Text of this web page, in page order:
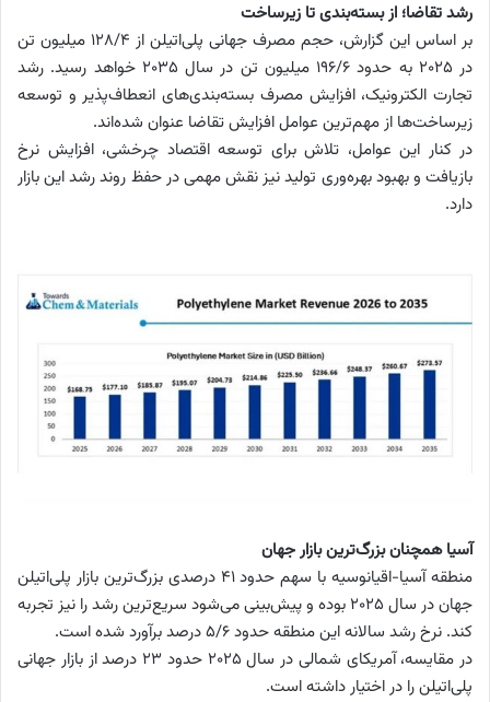
رشد تقاضا؛ از بسته‌بندی تا زیرساخت
بر اساس این گزارش، حجم مصرف جهانی پلی‌اتیلن از ۱۲۸/۴ میلیون تن
در ۲۰۲۵ به حدود ۱۹۶/۶ میلیون تن در سال ۲۰۳۵ خواهد رسید. رشد
تجارت الکترونیک، افزایش مصرف بسته‌بندی‌های انعطاف‌پذیر و توسعه
زیرساخت‌ها از مهم‌ترین عوامل افزایش تقاضا عنوان شده‌اند.
در کنار این عوامل، تلاش برای توسعه اقتصاد چرخشی، افزایش نرخ
بازیافت و بهبود بهره‌وری تولید نیز نقش مهمی در حفظ روند رشد این بازار
دارد.
آسیا همچنان بزرگ‌ترین بازار جهان
منطقه آسیا-اقیانوسیه با سهم حدود ۴۱ درصدی بزرگ‌ترین بازار پلی‌اتیلن
جهان در سال ۲۰۲۵ بوده و پیش‌بینی می‌شود سریع‌ترین رشد را نیز تجربه
کند. نرخ رشد سالانه این منطقه حدود ۵/۶ درصد برآورد شده است.
در مقایسه، آمریکای شمالی در سال ۲۰۲۵ حدود ۲۳ درصد از بازار جهانی
پلی‌اتیلن را در اختیار داشته است.